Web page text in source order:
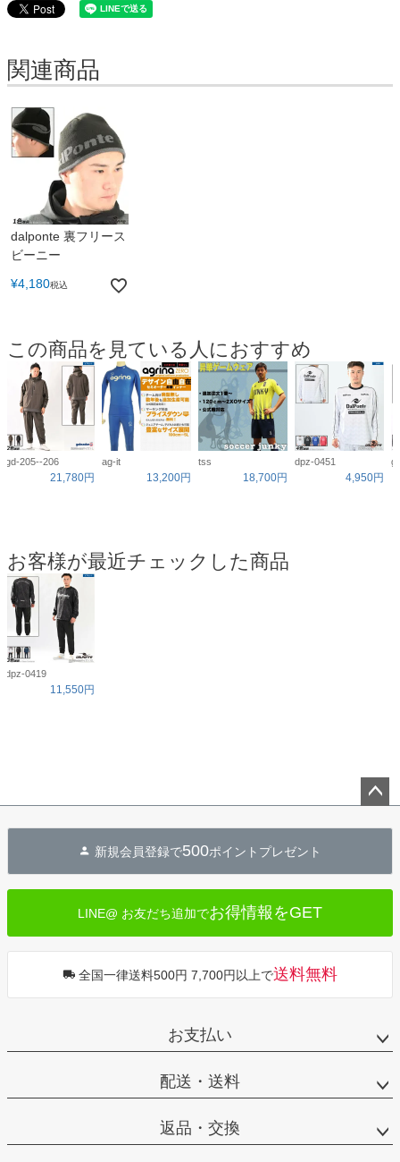
関連商品
dalponte 裏フリース
ビーニー
¥4,180税込
この商品を見ている人におすすめ
gd-205--206
21,780円
ag-it
13,200円
tss
18,700円
dpz-0451
4,950円
お客様が最近チェックした商品
dpz-0419
11,550円
へ
新規会員登録で500ポイントプレゼント
LINE@ お友だち追加でお得情報をGET
全国一律送料500円 7,700円以上で送料無料
お支払い
配送・送料
返品・交換